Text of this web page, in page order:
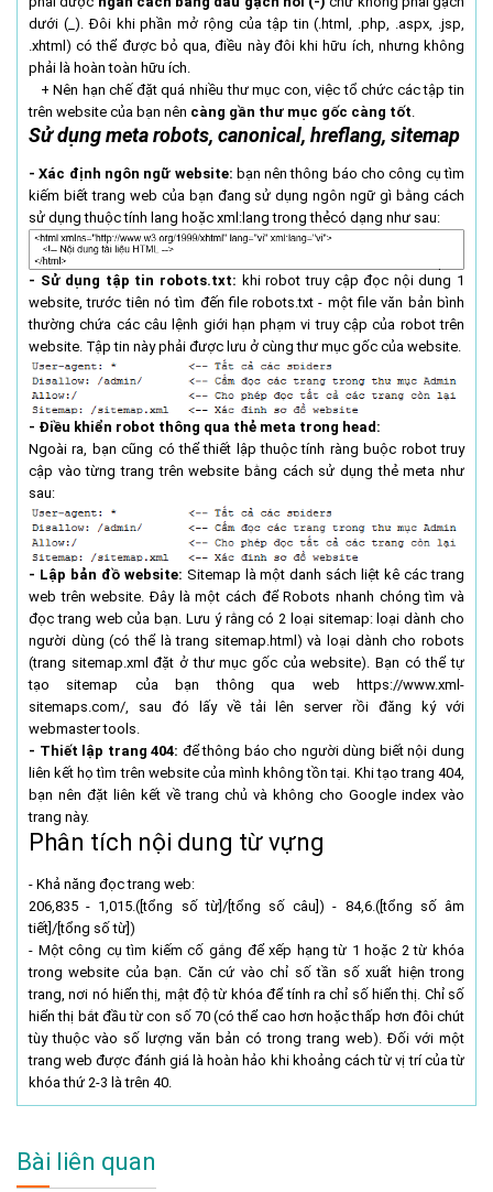
dưới (_). Đôi khi phần mở rộng của tập tin (.html, .php, .aspx, .jsp,
.xhtml) có thể được bỏ qua, điều này đôi khi hữu ích, nhưng không
phải là hoàn toàn hữu ích.
+ Nên hạn chế đặt quá nhiều thư mục con, việc tổ chức các tập tin
trên website của bạn nên càng gần thư mục gốc càng tốt.
Sử dụng meta robots, canonical, hreflang, sitemap
- Xác định ngôn ngữ website: bạn nên thông báo cho công cụ tìm
kiếm biết trang web của bạn đang sử dụng ngôn ngữ gì bằng cách
sử dụng thuộc tính lang hoặc xml:lang trong thẻcó dạng như sau:
- Sử dụng tập tin robots.txt: khi robot truy cập đọc nội dung 1
website, trước tiên nó tìm đến file robots.txt - một file văn bản bình
thường chứa các câu lệnh giới hạn phạm vi truy cập của robot trên
website. Tập tin này phải được lưu ở cùng thư mục gốc của website.
- Điều khiển robot thông qua thẻ meta trong head:
Ngoài ra, bạn cũng có thể thiết lập thuộc tính ràng buộc robot truy
cập vào từng trang trên website bằng cách sử dụng thẻ meta như
sau:
- Lập bản đồ website: Sitemap là một danh sách liệt kê các trang
web trên website. Đây là một cách để Robots nhanh chóng tìm và
đọc trang web của bạn. Lưu ý rằng có 2 loại sitemap: loại dành cho
người dùng (có thể là trang sitemap.html) và loại dành cho robots
(trang sitemap.xml đặt ở thư mục gốc của website). Bạn có thể tự
tạo sitemap của bạn thông qua web https://www.xml-
sitemaps.com/, sau đó lấy về tải lên server rồi đăng ký với
webmaster tools.
- Thiết lập trang 404: để thông báo cho người dùng biết nội dung
liên kết họ tìm trên website của mình không tồn tại. Khi tạo trang 404,
bạn nên đặt liên kết về trang chủ và không cho Google index vào
trang này.
Phân tích nội dung từ vựng
- Khả năng đọc trang web:
206,835 - 1,015.([tổng số từ]/[tổng số câu]) - 84,6.([tổng số âm
tiết]/[tổng số từ])
- Một công cụ tìm kiếm cố gắng để xếp hạng từ 1 hoặc 2 từ khóa
trong website của bạn. Căn cứ vào chỉ số tần số xuất hiện trong
trang, nơi nó hiển thị, mật độ từ khóa để tính ra chỉ số hiển thị. Chỉ số
hiển thị bắt đầu từ con số 70 (có thể cao hơn hoặc thấp hơn đôi chút
tùy thuộc vào số lượng văn bản có trong trang web). Đối với một
trang web được đánh giá là hoàn hảo khi khoảng cách từ vị trí của từ
khóa thứ 2-3 là trên 40.
Bài liên quan